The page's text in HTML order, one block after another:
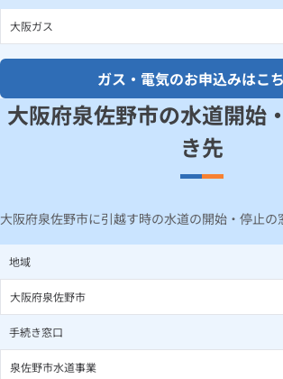
大阪ガス
ガス・電気のお申込みはこ
大阪府泉佐野市の水道開始
き先
大阪府泉佐野市に引越す時の水道の開始・停止の
地域
大阪府泉佐野市
手続き窓口
泉佐野市水道事業